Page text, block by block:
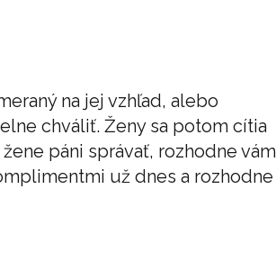
na jej vzhľad, alebo
chváliť. Ženy sa potom cítia
páni správať, rozhodne vám
už dnes a rozhodne